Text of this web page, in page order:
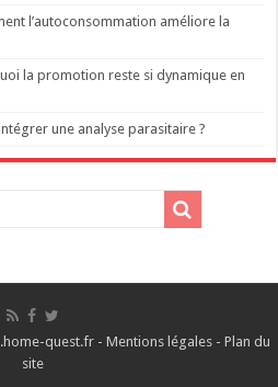
l’autoconsommation améliore la
la promotion reste si dynamique en
une analyse parasitaire ?
quest.fr - Mentions légales- Plan du
site